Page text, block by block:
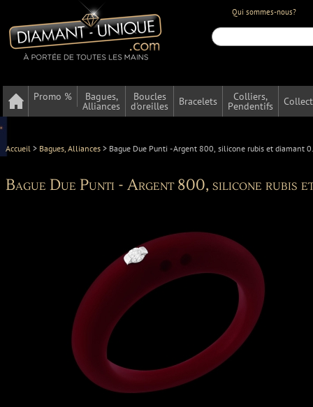
Qui sommes-nous?
Promo % Bagues,
Alliances
Boucles
d'oreilles Bracelets Colliers,
Pendentifs
Accueil > Bagues, Alliances > Bague Due Punti - Argent 800, silicone rubis et diamant
Bague Due Punti - Argent 800, silicone rubis